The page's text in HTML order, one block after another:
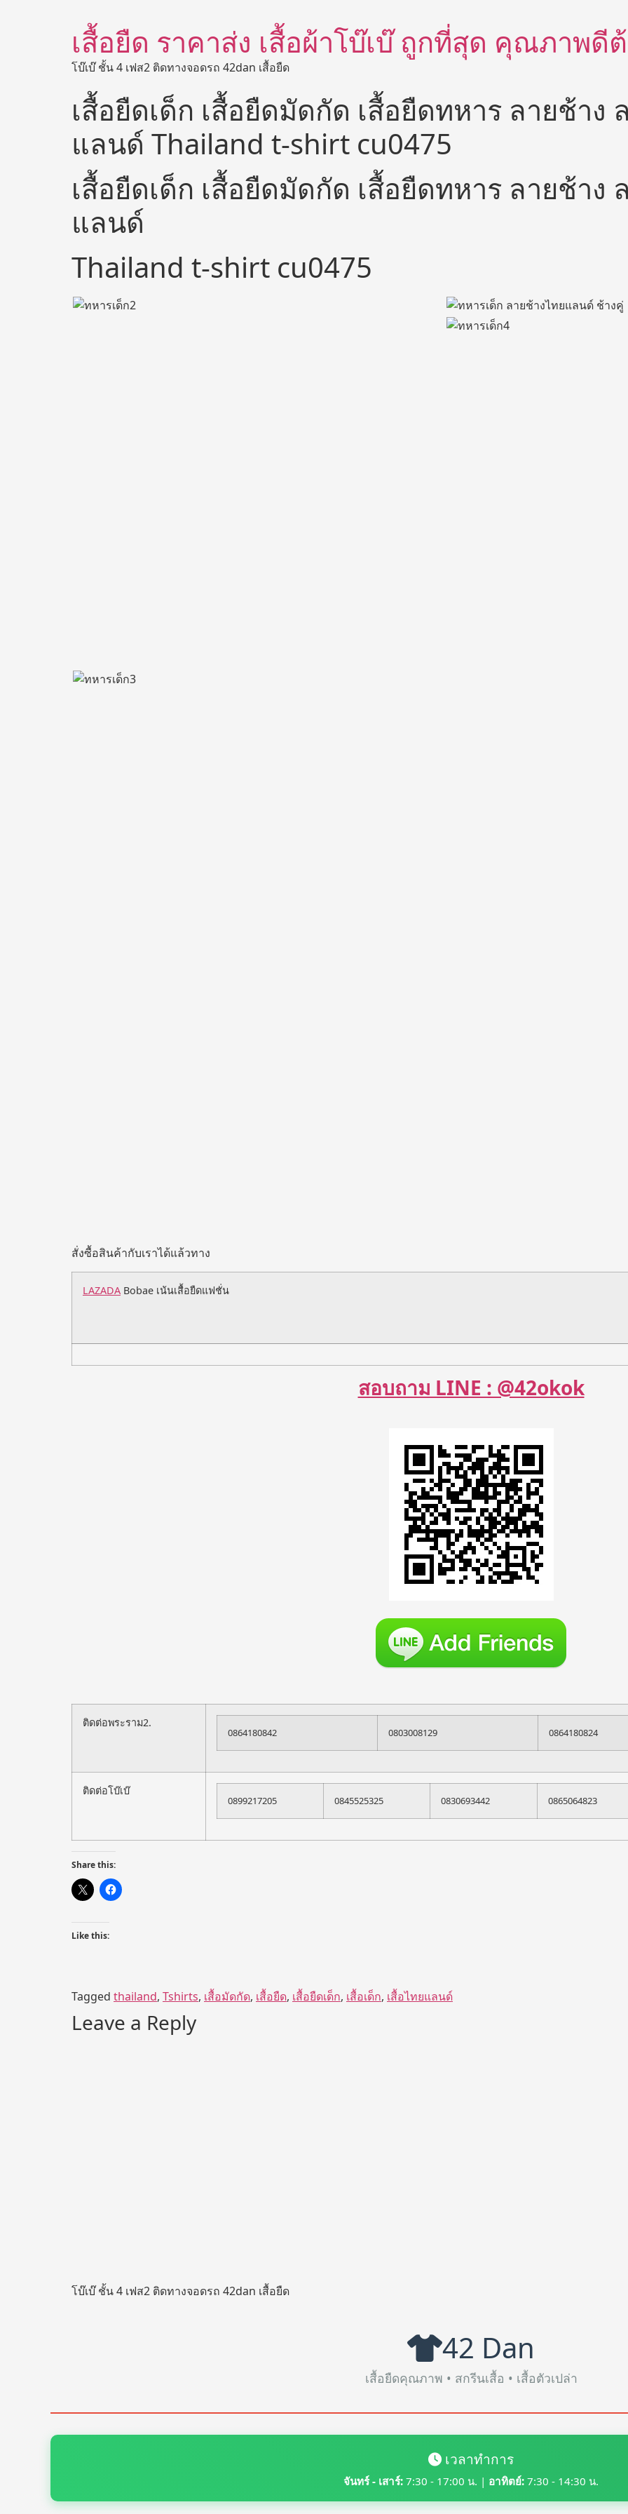
เสื้อยืด ราคาส่ง เสื้อผ้าโบ๊เบ๊ ถูกที่สุด คุณภาพดี
โบ๊เบ๊ ชั้น 4 เฟส2 ติดทางจอดรถ 42dan เสื้อยืด
เสื้อยืดเด็ก เสื้อยืดมัดกัด เสื้อยืดทหาร ลายช้าง
แลนด์ Thailand t-shirt cu0475
เสื้อยืดเด็ก เสื้อยืดมัดกัด เสื้อยืดทหาร ลายช้าง
แลนด์
Thailand t-shirt cu0475
สั่งซื้อสินค้ากับเราได้แล้วทาง
LAZADA Bobae เน้นเสื้อยืดแฟชั่น
สอบถาม LINE : @42okok
ติดต่อพระราม2.
0864180842 0803008129 0864180824
ติดต่อโบ๊เบ๊
0899217205 0845525325 0830693442 0865064823
Share this:
Like this:
Tagged thailand, Tshirts, เสื้อมัดกัด, เสื้อยืด, เสื้อยืดเด็ก, เสื้อเด็ก, เสื้อไทยแลนด์
Leave a Reply
โบ๊เบ๊ ชั้น 4 เฟส2 ติดทางจอดรถ 42dan เสื้อยืด
42 Dan
เสื้อยืดคุณภาพ • สกรีนเสื้อ • เสื้อตัวเปล่า
เวลาทำการ
จันทร์ - เสาร์: 7:30 - 17:00 น. | อาทิตย์: 7:30 - 14:30 น.